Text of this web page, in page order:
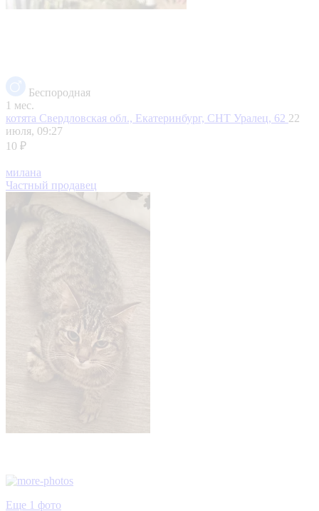
Беспородная
1 мес.
котята Свердловская обл., Екатеринбург, СНТ Уралец, 62 22
июля, 09:27
10 ₽
милана
Частный продавец
Еще 1 фото